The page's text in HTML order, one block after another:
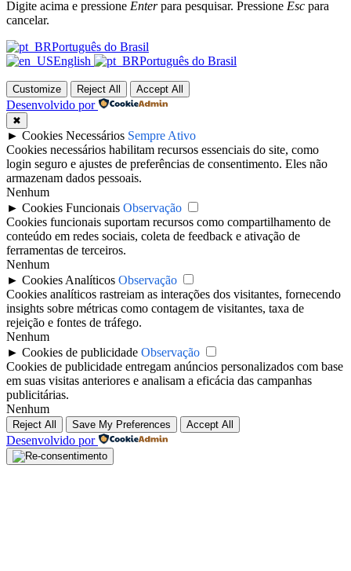
Digite acima e pressione Enterpara pesquisar. Pressione Esc para
cancelar.
Português do Brasil
English
Português do Brasil
Customize Reject All Accept All
Desenvolvido por
✖
► Cookies Necessários Sempre Ativo
Cookies necessários habilitam recursos essenciais do site, como
login seguro e ajustes de preferências de consentimento. Eles não
armazenam dados pessoais.
Nenhum
► Cookies Funcionais Observação
Cookies funcionais suportam recursos como compartilhamento de
conteúdo em redes sociais, coleta de feedback e ativação de
ferramentas de terceiros.
Nenhum
► Cookies Analíticos Observação
Cookies analíticos rastreiam as interações dos visitantes, fornecendo
insights sobre métricas como contagem de visitantes, taxa de
rejeição e fontes de tráfego.
Nenhum
► Cookies de publicidade Observação
Cookies de publicidade entregam anúncios personalizados com base
em suas visitas anteriores e analisam a eficácia das campanhas
publicitárias.
Nenhum
Reject All Save My Preferences Accept All
Desenvolvido por